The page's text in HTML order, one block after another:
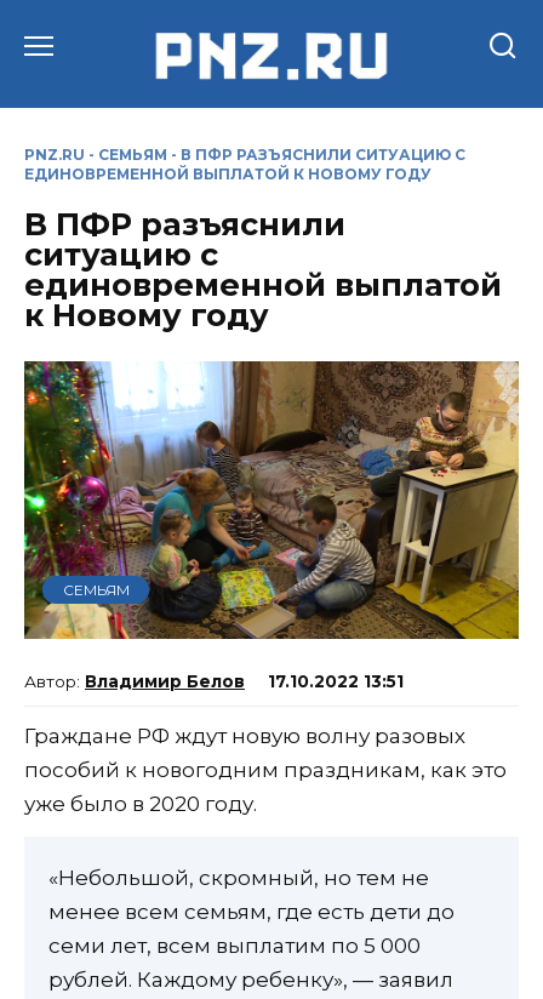
PNZ.RU - СЕМЬЯМ - В ПФР РАЗЪЯСНИЛИ СИТУАЦИЮ С
ЕДИНОВРЕМЕННОЙ ВЫПЛАТОЙ К НОВОМУ ГОДУ
В ПФР разъяснили
ситуацию с
единовременной выплатой
к Новому году
СЕМЬЯМ
Владимир Белов 17.10.2022 13:51
Граждане РФ ждут новую волну разовых
пособий к новогодним праздникам, как это
уже было в 2020 году.
«Небольшой, скромный, но тем не
менее всем семьям, где есть дети до
семи лет, всем выплатим по 5 000
рублей. Каждому ребенку», — заявил